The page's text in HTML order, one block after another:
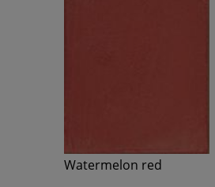
Watermelon red